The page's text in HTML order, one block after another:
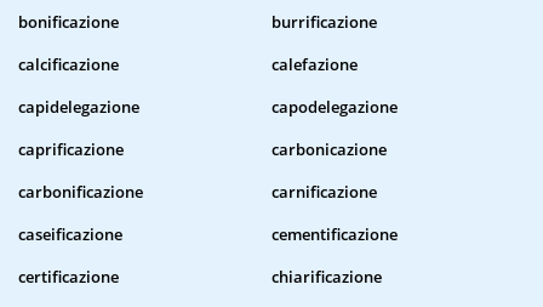
bonificazione
burrificazione
calcificazione
calefazione
capidelegazione
capodelegazione
caprificazione
carbonicazione
carbonificazione
carnificazione
caseificazione
cementificazione
certificazione
chiarificazione